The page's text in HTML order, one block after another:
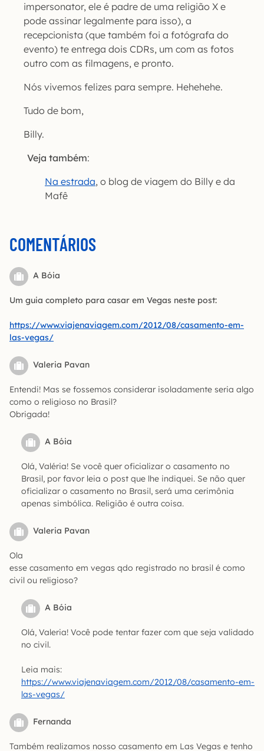
impersonator, ele é padre de uma religião X e
pode assinar legalmente para isso), a
recepcionista (que também foi a fotógrafa do
evento) te entrega dois CDRs, um com as fotos
outro com as filmagens, e pronto.
Nós vivemos felizes para sempre. Hehehehe.
Tudo de bom,
Billy.
Veja também:
Na estrada, o blog de viagem do Billy e da
Mafê
COMENTÁRIOS
A Bóia
Um guia completo para casar em Vegas neste post:
https://www.viajenaviagem.com/2012/08/casamento-em-
las-vegas/
Valeria Pavan
Entendi! Mas se fossemos considerar isoladamente seria algo
como o religioso no Brasil?
Obrigada!
A Bóia
Olá, Valéria! Se você quer oficializar o casamento no
Brasil, por favor leia o post que lhe indiquei. Se não quer
oficializar o casamento no Brasil, será uma cerimônia
apenas simbólica. Religião é outra coisa.
Valeria Pavan
Ola
esse casamento em vegas qdo registrado no brasil é como
civil ou religioso?
A Bóia
Olá, Valeria! Você pode tentar fazer com que seja validado
no civil.
Leia mais:
https://www.viajenaviagem.com/2012/08/casamento-em-
las-vegas/
Fernanda
Também realizamos nosso casamento em Las Vegas e tenho